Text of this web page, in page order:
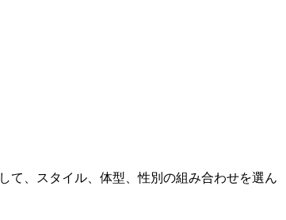
て、スタイル、体型、性別の組み合わせを選ん